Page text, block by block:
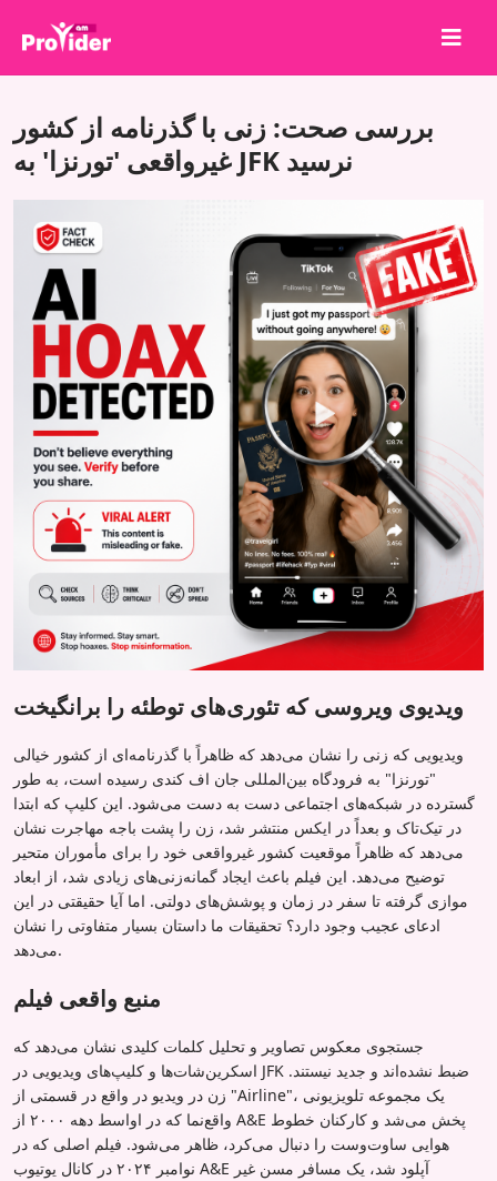
درباره ما
ثبت نام
خدمات
API
شرایط
بلاگ
بررسی صحت: زنی با گذرنامه از کشور
غیرواقعی 'تورنزا' به JFK نرسید
ویدیوی ویروسی که تئوری‌های توطئه را برانگیخت
ویدیویی که زنی را نشان می‌دهد که ظاهراً با گذرنامه‌ای از کشور خیالی
"تورنزا" به فرودگاه بین‌المللی جان اف کندی رسیده است، به طور
گسترده در شبکه‌های اجتماعی دست به دست می‌شود. این کلیپ که ابتدا
در تیک‌تاک و بعداً در ایکس منتشر شد، زن را پشت باجه مهاجرت نشان
می‌دهد که ظاهراً موقعیت کشور غیرواقعی خود را برای مأموران متحیر
توضیح می‌دهد. این فیلم باعث ایجاد گمانه‌زنی‌های زیادی شد، از ابعاد
موازی گرفته تا سفر در زمان و پوشش‌های دولتی. اما آیا حقیقتی در این
ادعای عجیب وجود دارد؟ تحقیقات ما داستان بسیار متفاوتی را نشان
می‌دهد.
منبع واقعی فیلم
جستجوی معکوس تصاویر و تحلیل کلمات کلیدی نشان می‌دهد که
اسکرین‌شات‌ها و کلیپ‌های ویدیویی در JFK ضبط نشده‌اند و جدید نیستند.
زن در ویدیو در واقع در قسمتی از "Airline"، یک مجموعه تلویزیونی
واقع‌نما که در اواسط دهه ۲۰۰۰ از A&E پخش می‌شد و کارکنان خطوط
هوایی ساوت‌وست را دنبال می‌کرد، ظاهر می‌شود. فیلم اصلی که در
نوامبر ۲۰۲۴ در کانال یوتیوب A&E آپلود شد، یک مسافر مسن غیر